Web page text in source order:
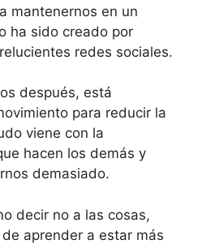
mantenernos en un
ha sido creado por
redes sociales.
después, está
para reducir la
viene con la
hacen los demás y
demasiado.
decir no a las cosas,
aprender a estar más